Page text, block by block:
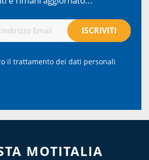
il trattamento dei dati personali
MOTITALIA